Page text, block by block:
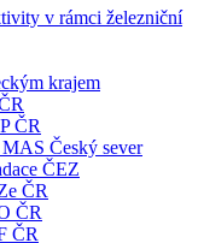
v rámci železniční
krajem
ČR
Český sever
ČEZ
ČR
ČR
ČR